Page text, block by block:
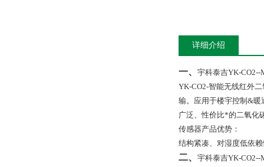
详细介绍
一、 宇科泰吉YK-CO2--
YK-CO2-智能无线红外
输。应用于楼宇控制 &暖
广泛、性价比*的二氧化
传感器产品优势：
结构紧凑、对湿度低依
二、 宇科泰吉YK-CO2--